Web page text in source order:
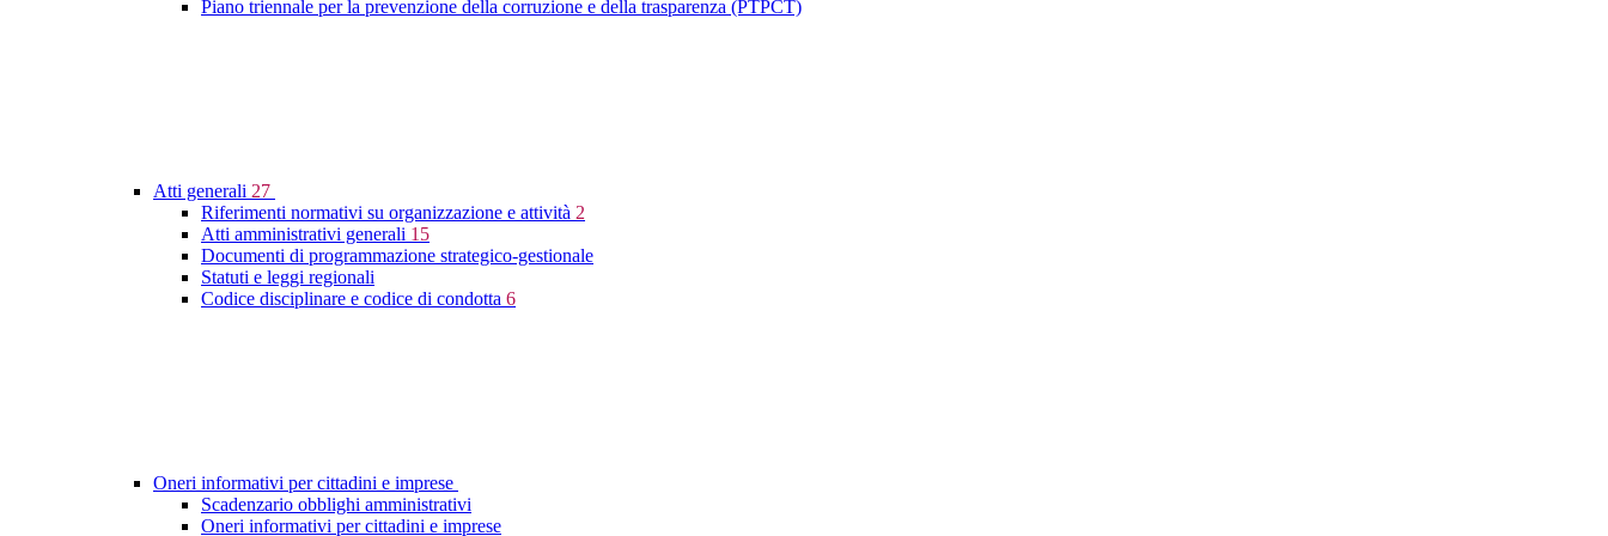
Piano triennale per la prevenzione della corruzione e della trasparenza (PTPCT)
Atti generali 27
Riferimenti normativi su organizzazione e attività 2
Atti amministrativi generali 15
Documenti di programmazione strategico-gestionale
Statuti e leggi regionali
Codice disciplinare e codice di condotta 6
Oneri informativi per cittadini e imprese
Scadenzario obblighi amministrativi
Oneri informativi per cittadini e imprese